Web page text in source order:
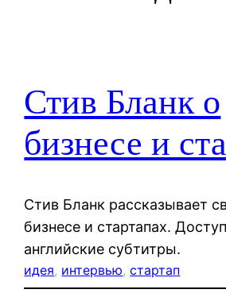
Стив Бланк о
бизнесе и
Стив Бланк рассказывает
бизнесе и стартапах.
английские субтитры.
идея, интервью, стартап